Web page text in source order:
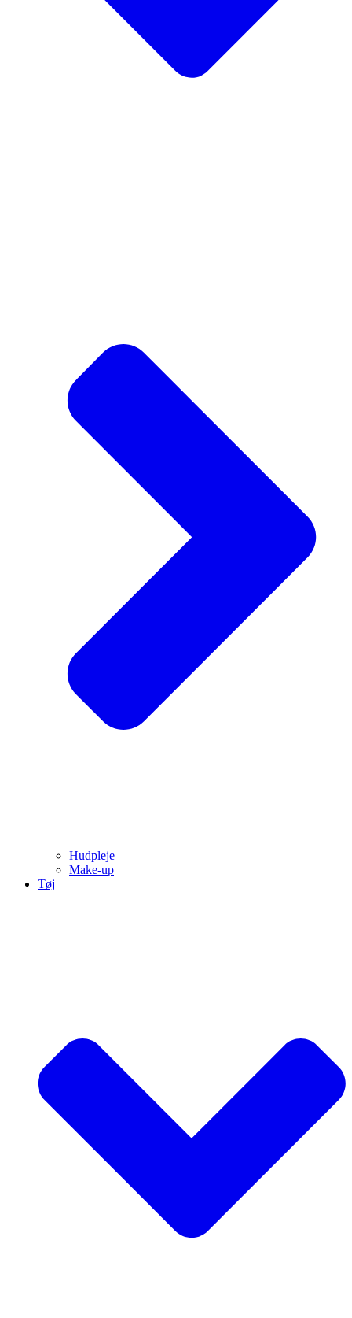
Hudpleje
Make-up
Tøj